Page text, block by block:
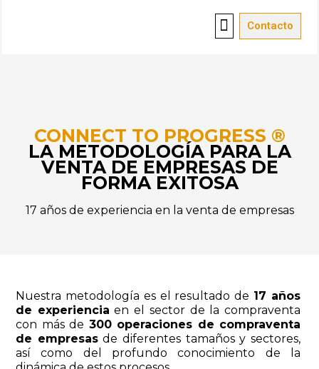
Contacto
CONNECT TO PROGRESS ®
LA METODOLOGÍA PARA LA
VENTA DE EMPRESAS DE
FORMA EXITOSA
17 años de experiencia en la venta de empresas
Nuestra metodología es el resultado de 17 años
de experiencia en el sector de la compraventa
con más de 300 operaciones de compraventa
de empresasde diferentes tamaños y sectores,
así como del profundo conocimiento de la